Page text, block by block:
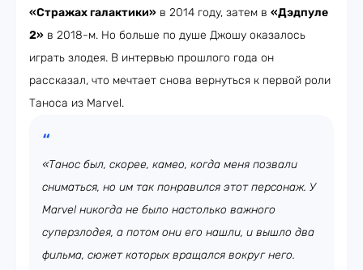
«Стражах галактики» в 2014 году, затем в «Дэдпуле
2» в 2018-м. Но больше по душе Джошу оказалось
играть злодея. В интервью прошлого года он
рассказал, что мечтает снова вернуться к первой роли
Таноса из Marvel.
«Танос был, скорее, камео, когда меня позвали
сниматься, но им так понравился этот персонаж. У
Marvel никогда не было настолько важного
суперзлодея, а потом они его нашли, и вышло два
фильма, сюжет которых вращался вокруг него.